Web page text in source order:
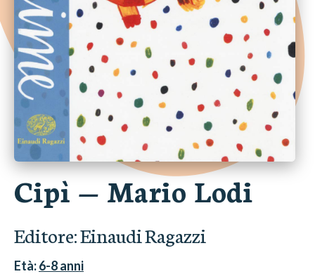
Cipì — Mario Lodi
Editore:Einaudi Ragazzi
Età:6-8anni